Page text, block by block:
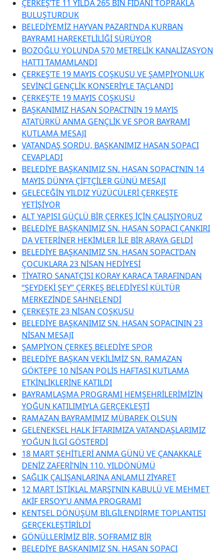
ÇERKEŞ’TE 11 YILDA 265 BİN FİDANI TOPRAKLA
BULUŞTURDUK
BELEDİYEMİZ HAYVAN PAZARI’NDA KURBAN
BAYRAMI HAREKETLİLİĞİ SÜRÜYOR
BOZOĞLU YOLUNDA 570 METRELİK KANALİZASYON
HATTI TAMAMLANDI
ÇERKEŞ’TE 19 MAYIS COŞKUSU VE ŞAMPİYONLUK
SEVİNCİ GENÇLİK KONSERİYLE TAÇLANDI
ÇERKEŞ’TE 19 MAYIS COŞKUSU
BAŞKANIMIZ HASAN SOPACI’NIN 19 MAYIS
ATATÜRKÜ ANMA GENÇLİK VE SPOR BAYRAMI
KUTLAMA MESAJI
VATANDAŞ SORDU, BAŞKANIMIZ HASAN SOPACI
CEVAPLADI
BELEDİYE BAŞKANIMIZ SN. HASAN SOPACI’NIN 14
MAYIS DÜNYA ÇİFTÇİLER GÜNÜ MESAJI
GELECEĞİN YILDIZ YÜZÜCÜLERİ ÇERKEŞTE
YETİŞİYOR
ALT YAPISI GÜÇLÜ BİR ÇERKEŞ İÇİN ÇALIŞIYORUZ
BELEDİYE BAŞKANIMIZ SN. HASAN SOPACI ÇANKIRI
DA VETERİNER HEKİMLER İLE BİR ARAYA GELDİ
BELEDİYE BAŞKANIMIZ SN. HASAN SOPACI’DAN
ÇOCUKLARA 23 NİSAN HEDİYESİ
TİYATRO SANATÇISI KORAY KARACA TARAFINDAN
“ŞEYDEKİ ŞEY” ÇERKEŞ BELEDİYESİ KÜLTÜR
MERKEZİNDE SAHNELENDİ
ÇERKEŞTE 23 NİSAN COŞKUSU
BELEDİYE BAŞKANIMIZ SN. HASAN SOPACININ 23
NİSAN MESAJI
ŞAMPİYON ÇERKEŞ BELEDİYE SPOR
BELEDİYE BAŞKAN VEKİLİMİZ SN. RAMAZAN
GÖKTEPE 10 NİSAN POLİS HAFTASI KUTLAMA
ETKİNLİKLERİNE KATILDI
BAYRAMLAŞMA PROGRAMI HEMŞEHRİLERİMİZİN
YOĞUN KATILIMIYLA GERÇEKLEŞTİ
RAMAZAN BAYRAMIMIZ MÜBAREK OLSUN
GELENEKSEL HALK İFTARIMIZA VATANDAŞLARIMIZ
YOĞUN İLGİ GÖSTERDİ
18 MART ŞEHİTLERİ ANMA GÜNÜ VE ÇANAKKALE
DENİZ ZAFERİ’NİN 110. YILDÖNÜMÜ
SAĞLIK ÇALIŞANLARINA ANLAMLI ZİYARET
12 MART İSTİKLAL MARŞI’NIN KABULÜ VE MEHMET
AKİF ERSOY’U ANMA PROGRAMI
KENTSEL DÖNÜŞÜM BİLGİLENDİRME TOPLANTISI
GERÇEKLEŞTİRİLDİ
GÖNÜLLERİMİZ BİR, SOFRAMIZ BİR
BELEDİYE BAŞKANIMIZ SN. HASAN SOPACI